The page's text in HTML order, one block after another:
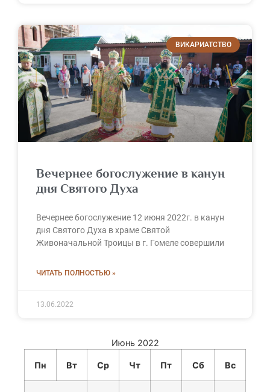
ВИКАРИАТСТВО
Вечернее богослужение в канун
дня Святого Духа
Вечернее богослужение 12 июня 2022г. в канун
дня Святого Духа в храме Святой
Живоначальной Троицы в г. Гомеле совершили
ЧИТАТЬ ПОЛНОСТЬЮ »
13.06.2022
Июнь 2022
Пн Вт Ср Чт Пт Сб Вс